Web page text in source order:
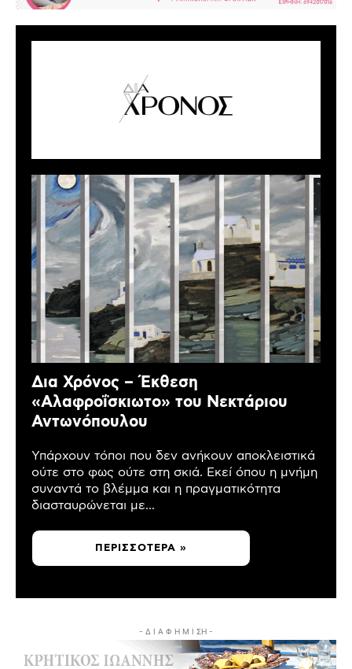
Δια Χρόνος – Έκθεση
«Αλαφροΐσκιωτο» του Νεκτάριου
Αντωνόπουλου
Υπάρχουν τόποι που δεν ανήκουν αποκλειστικά
ούτε στο φως ούτε στη σκιά. Εκεί όπου η μνήμη
συναντά το βλέμμα και η πραγματικότητα
διασταυρώνεται με...
ΠΕΡΙΣΣΌΤΕΡΑ »
- Δ Ι Α Φ Η Μ Ι ΣΗ -